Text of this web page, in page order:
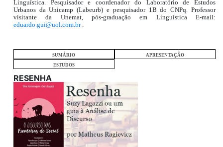
Linguística. Pesquisador e coordenador do Laboratório de Estudos
Urbanos da Unicamp (Labeurb) e pesquisador 1B do CNPq. Professor
visitante da Unemat, pós-graduação em Linguística E-mail:
eduardo.gui@uol.com.br .
SUMÁRIO
APRESENTAÇÃO
ESTUDOS
RESENHA